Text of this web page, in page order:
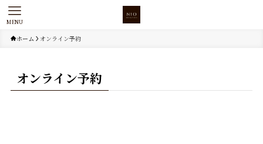
MENU
ホーム オンライン予約
オンライン予約